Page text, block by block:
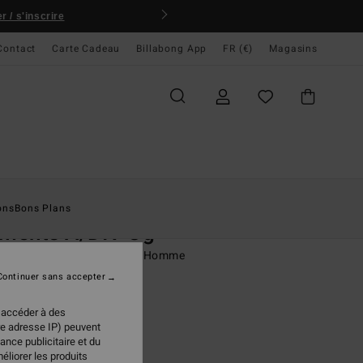
/ s'inscrire
Carte Cadeau Billabong App FR (€) Magasins
Bons Plans
A/DIV Og
à manches courtes Blanc Homme
€ à des
adresse IP) peuvent
publicitaire et du
les produits
sans accepter